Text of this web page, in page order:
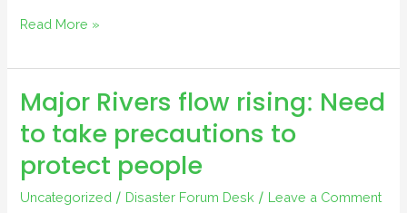
The
pressure
in
the
North
East
Bay
Read More »
Major Rivers flow rising: Need
to take precautions to
protect people
Uncategorized / Disaster Forum Desk / Leave a Comment